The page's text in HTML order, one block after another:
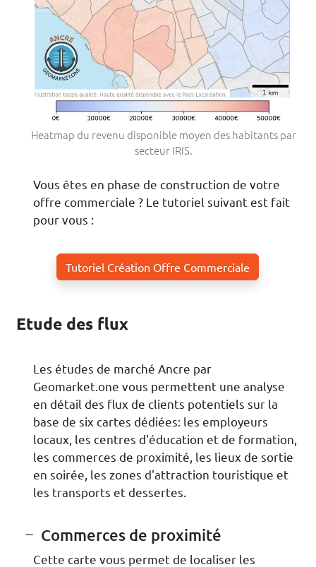
Heatmap du revenu disponible moyen des habitants par
secteur IRIS.
Vous êtes en phase de construction de votre
offre commerciale ? Le tutoriel suivant est fait
pour vous :
Tutoriel Création Offre Commerciale
Etude des flux
Les études de marché Ancre par
Geomarket.one vous permettent une analyse
en détail des flux de clients potentiels sur la
base de six cartes dédiées: les employeurs
locaux, les centres d'éducation et de formation,
les commerces de proximité, les lieux de sortie
en soirée, les zones d'attraction touristique et
les transports et dessertes.
Commerces de proximité
Cette carte vous permet de localiser les